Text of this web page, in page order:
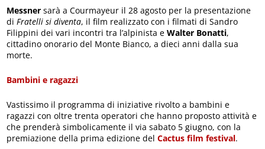
Messner sarà a Courmayeur il 28 agosto per la presentazione
di Fratelli si diventa, il film realizzato con i filmati di Sandro
Filippini dei vari incontri tra l’alpinista eWalter Bonatti,
cittadino onorario del Monte Bianco, a dieci anni dalla sua
morte.
Bambini e ragazzi
Vastissimo il programma di iniziative rivolto a bambini e
ragazzi con oltre trenta operatori che hanno proposto attività e
che prenderà simbolicamente il via sabato 5 giugno, con la
premiazione della prima edizione del Cactus film festival.